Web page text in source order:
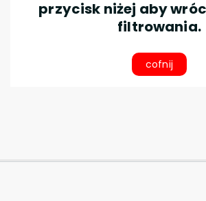
przycisk niżej aby
filtrowania.
cofnij